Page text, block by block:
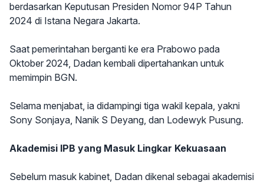
berdasarkan Keputusan Presiden Nomor 94P Tahun
2024 di Istana Negara Jakarta.
Saat pemerintahan berganti ke era Prabowo pada
Oktober 2024, Dadan kembali dipertahankan untuk
memimpin BGN.
Selama menjabat, ia didampingi tiga wakil kepala, yakni
Sony Sonjaya, Nanik S Deyang, dan Lodewyk Pusung.
Akademisi IPB yang Masuk Lingkar Kekuasaan
Sebelum masuk kabinet, Dadan dikenal sebagai akademisi